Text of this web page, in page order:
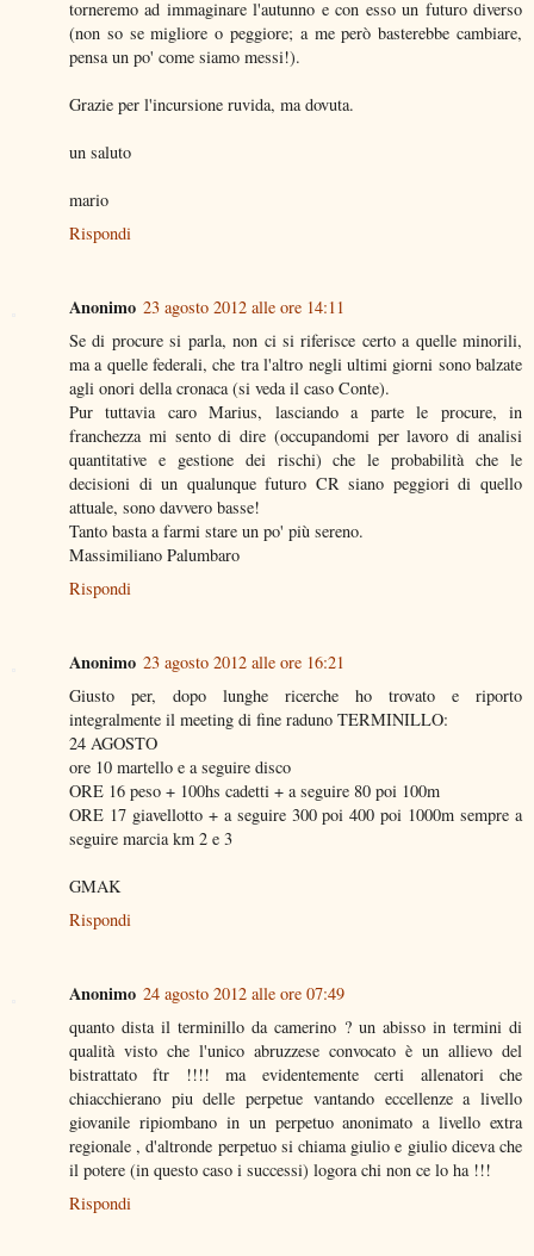
torneremo ad immaginare l'autunno e con esso un futuro diverso
(non so se migliore o peggiore; a me però basterebbe cambiare,
pensa un po' come siamo messi!).
Grazie per l'incursione ruvida, ma dovuta.
un saluto
mario
Rispondi
Anonimo 23 agosto 2012 alle ore 14:11
Se di procure si parla, non ci si riferisce certo a quelle minorili,
ma a quelle federali, che tra l'altro negli ultimi giorni sono balzate
agli onori della cronaca (si veda il caso Conte).
Pur tuttavia caro Marius, lasciando a parte le procure, in
franchezza mi sento di dire (occupandomi per lavoro di analisi
quantitative e gestione dei rischi) che le probabilità che le
decisioni di un qualunque futuro CR siano peggiori di quello
attuale, sono davvero basse!
Tanto basta a farmi stare un po' più sereno.
Massimiliano Palumbaro
Rispondi
Anonimo 23 agosto 2012 alle ore 16:21
Giusto per, dopo lunghe ricerche ho trovato e riporto
integralmente il meeting di fine raduno TERMINILLO:
24 AGOSTO
ore 10 martello e a seguire disco
ORE 16 peso + 100hs cadetti + a seguire 80 poi 100m
ORE 17 giavellotto + a seguire 300 poi 400 poi 1000m sempre a
seguire marcia km 2 e 3
GMAK
Rispondi
Anonimo 24 agosto 2012 alle ore 07:49
quanto dista il terminillo da camerino ? un abisso in termini di
qualità visto che l'unico abruzzese convocato è un allievo del
bistrattato ftr !!!! ma evidentemente certi allenatori che
chiacchierano piu delle perpetue vantando eccellenze a livello
giovanile ripiombano in un perpetuo anonimato a livello extra
regionale , d'altronde perpetuo si chiama giulio e giulio diceva che
il potere (in questo caso i successi) logora chi non ce lo ha !!!
Rispondi